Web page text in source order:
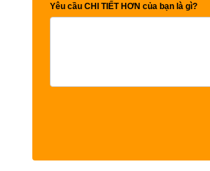
Yêu cầu CHI TIẾT HƠN của bạn là gì?